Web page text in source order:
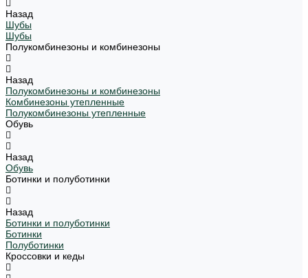
Назад
Шубы
Шубы
Полукомбинезоны и комбинезоны
Назад
Полукомбинезоны и комбинезоны
Комбинезоны утепленные
Полукомбинезоны утепленные
Обувь
Назад
Обувь
Ботинки и полуботинки
Назад
Ботинки и полуботинки
Ботинки
Полуботинки
Кроссовки и кеды